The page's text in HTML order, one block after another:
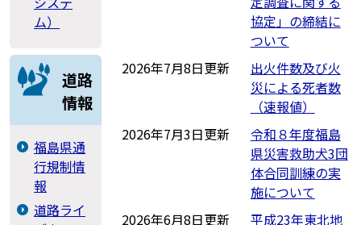
ム）
道路
情報
福島県通
行規制情
報
道路ライ
協定」の締結に
ついて
2026年7月8日更新
出火件数及び火
災による死者数
（速報値）
2026年7月3日更新
令和８年度福島
県災害救助犬3団
体合同訓練の実
施について
2026年6月8日更新
平成23年東北地